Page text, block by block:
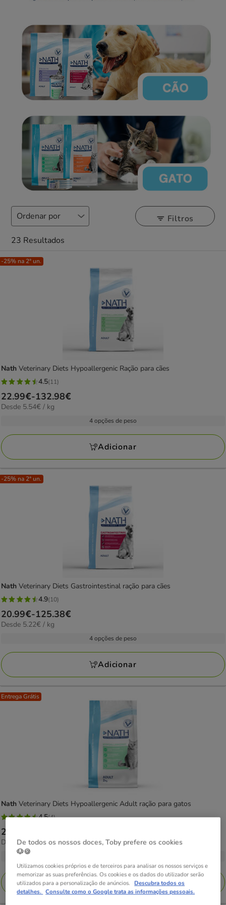
Filtros
23 Resultados
-25% na 2ª un.
Nath Veterinary Diets Hypoallergenic Ração para cães
4.5
estrelas
com
avaliações
4.5(11)
Preço
de
132.98€
22.99€-132.98€
5.54€
Desde 5.54€ / kg
4 opções de peso
Adicionar
-25% na 2ª un.
Nath Veterinary Diets Gastrointestinal ração para cães
4.9
estrelas
com
avaliações
4.9(10)
Preço
de
125.38€
20.99€-125.38€
5.22€
Desde 5.22€ / kg
4 opções de peso
Adicionar
Entrega Grátis
Nath Veterinary Diets Hypoallergenic Adult ração para gatos
4.5
estrelas
com
avaliações
4.5(4)
Preço
de
22.49€
74.08€
22.49€
9.26€
Desde 9.26€ / kg
Adicionar
De todos os nossos doces, Toby prefere os cookies
🐶🍪
Utilizamos cookies próprios e de terceiros para analisar os nossos serviços e
memorizar as suas preferências. Os cookies e os dados do utilizador serão
utilizados para a personalização de anúncios. Descubra todos os
detalhes. Consulte como o Google trata as informações pessoais.